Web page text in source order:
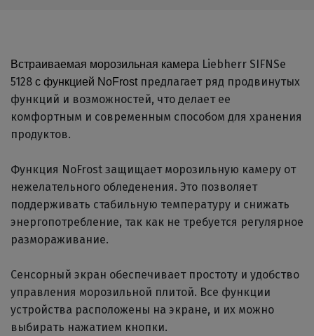
Встраиваемая морозильная камера Liebherr SIFNSe
5128 с функцией NoFrostпредлагает ряд продвинутых
функций и возможностей, что делает ее
комфортным и современным способом для хранения
продуктов.
Функция NoFrost защищает морозильную камеру от
нежелательного обледенения. Это позволяет
поддерживать стабильную температуру и снижать
энергопотребление, так как не требуется регулярное
размораживание.
Сенсорный экран обеспечивает простоту и удобство
управления морозильной плитой. Все функции
устройства расположены на экране, и их можно
выбирать нажатием кнопки.